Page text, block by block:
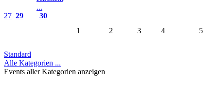
...
27 29
30
1
2 3 4 5
Standard
Alle Kategorien ...
Events aller Kategorien anzeigen